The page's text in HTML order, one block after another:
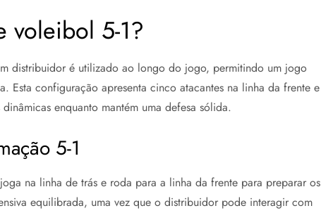
voleibol 5-1?
distribuidor é utilizado ao longo do jogo, permitindo um jogo
Esta configuração apresenta cinco atacantes na linha da frente e
enquanto mantém uma defesa sólida.
5-1
na linha de trás e roda para a linha da frente para preparar os
equilibrada, uma vez que o distribuidor pode interagir com